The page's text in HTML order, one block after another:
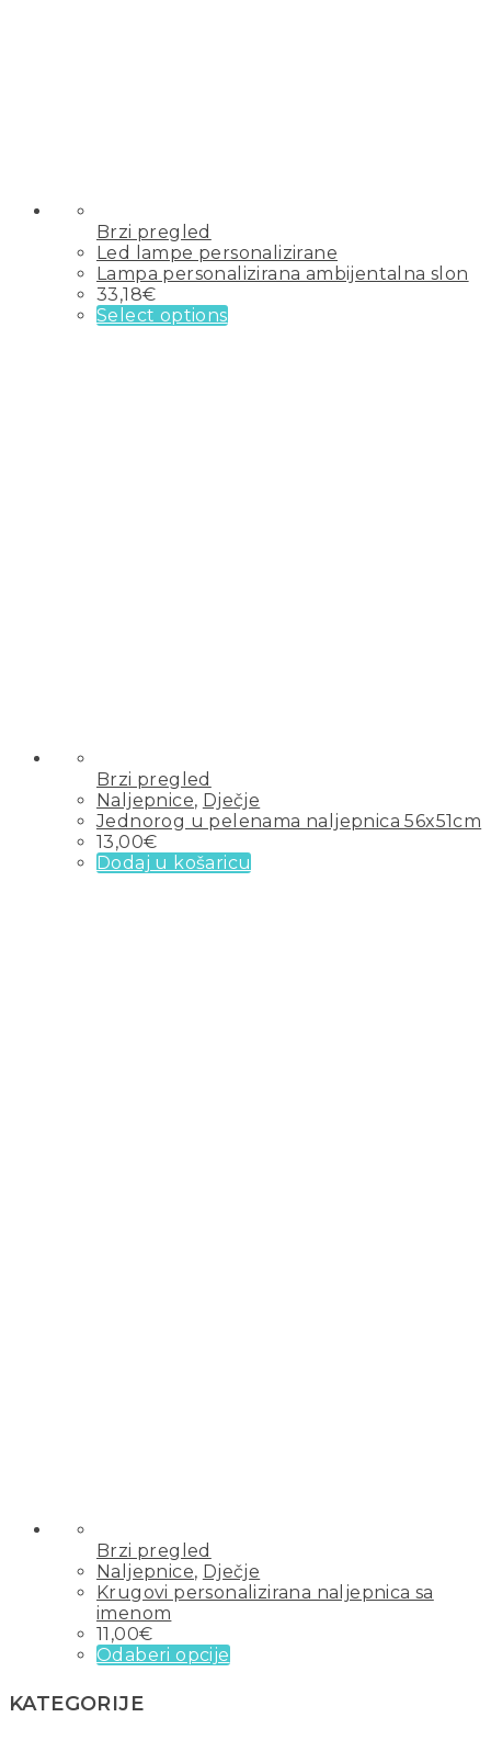
Brzi pregled
Led lampe personalizirane
Lampa personalizirana ambijentalna slon
33,18€
Select options
Brzi pregled
Naljepnice, Dječje
Jednorog u pelenama naljepnica 56x51cm
13,00€
Dodaj u košaricu
Brzi pregled
Naljepnice, Dječje
Krugovi personalizirana naljepnica sa
imenom
11,00€
Odaberi opcije
KATEGORIJE